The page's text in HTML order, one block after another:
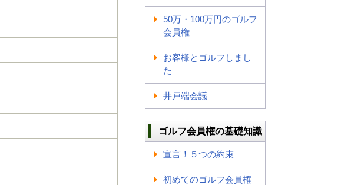
50万・100万円のゴルフ
会員権
お客様とゴルフしまし
た
井戸端会議
ゴルフ会員権の基礎知識
宣言！５つの約束
初めてのゴルフ会員権